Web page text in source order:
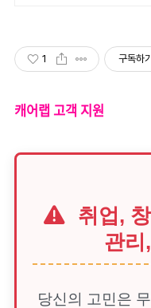
1 구독하기
캐어랩 고객 지원
취업,
관리
당신의 고민은